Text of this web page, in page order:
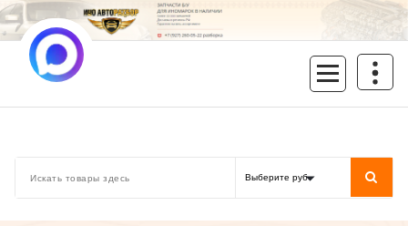
Перейти
к
содержимому